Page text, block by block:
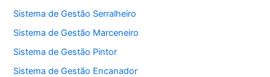
Sistema de Gestão Serralheiro
Sistema de Gestão Marceneiro
Sistema de Gestão Pintor
Sistema de Gestão Encanador